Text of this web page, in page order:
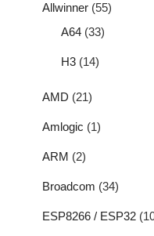
Allwinner (55)
A64 (33)
H3 (14)
AMD (21)
Amlogic (1)
ARM (2)
Broadcom (34)
ESP8266 / ESP32